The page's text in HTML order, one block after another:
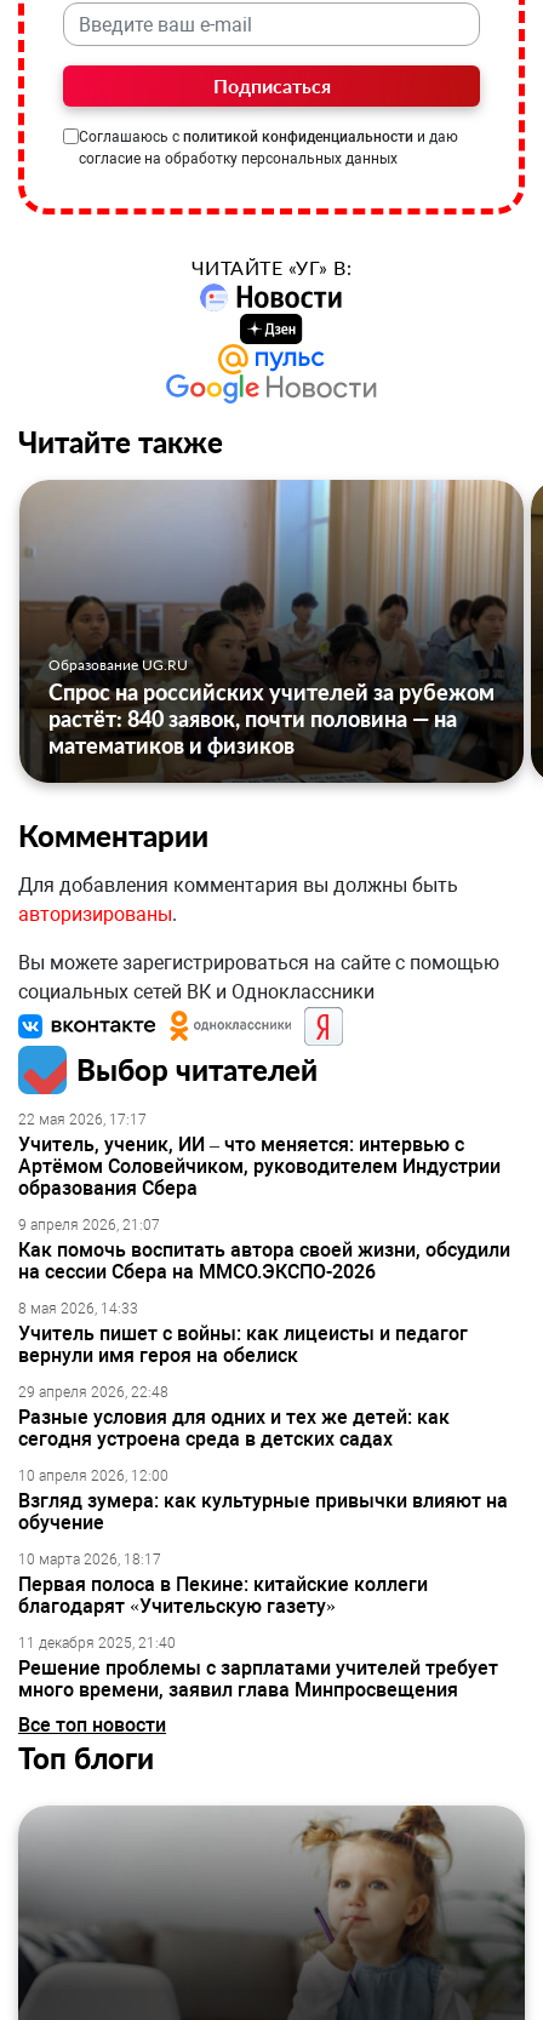
Подписаться
Соглашаюсь с политикой конфиденциальности и даю
согласие на обработку персональных данных
ЧИТАЙТЕ «УГ» В:
Читайте также
Образование UG.RU
Спрос на российских учителей за рубежом
растёт: 840 заявок, почти половина — на
математиков и физиков
Комментарии
Для добавления комментария вы должны быть
авторизированы.
Вы можете зарегистрироваться на сайте с помощью
социальных сетей ВК и Одноклассники
Выбор читателей
22 мая 2026, 17:17
Учитель, ученик, ИИ – что меняется: интервью с
Артёмом Соловейчиком, руководителем Индустрии
образования Сбера
9 апреля 2026, 21:07
Как помочь воспитать автора своей жизни, обсудили
на сессии Сбера на ММСО.ЭКСПО-2026
8 мая 2026, 14:33
Учитель пишет с войны: как лицеисты и педагог
вернули имя героя на обелиск
29 апреля 2026, 22:48
Разные условия для одних и тех же детей: как
сегодня устроена среда в детских садах
10 апреля 2026, 12:00
Взгляд зумера: как культурные привычки влияют на
обучение
10 марта 2026, 18:17
Первая полоса в Пекине: китайские коллеги
благодарят «Учительскую газету»
11 декабря 2025, 21:40
Решение проблемы с зарплатами учителей требует
много времени, заявил глава Минпросвещения
Все топ новости
Топ блоги